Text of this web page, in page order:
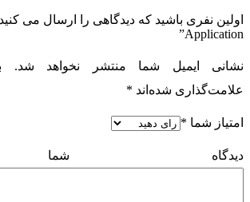
Application”
نشانی ایمیل شما منتشر نخواهد شد.
علامت‌گذاری شده‌اند *
امتیاز شما *
دیدگاه